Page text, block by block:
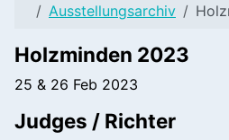
Ausstellungsarchiv
Holzminden 2023
25 & 26 Feb 2023
Judges / Richter